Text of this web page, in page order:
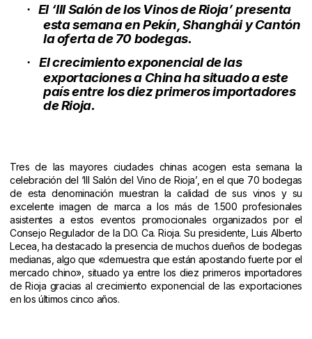
· El ‘III Salón de los Vinos de Rioja’ presenta
esta semana en Pekín, Shanghái y Cantón
la oferta de 70 bodegas.
·
El crecimiento exponencial de las
exportaciones a China ha situado a este
país entre los diez primeros importadores
de Rioja.
Tres de las mayores ciudades chinas acogen esta semana la
celebración del ‘III Salón del Vino de Rioja’, en el que 70 bodegas
de esta denominación muestran la calidad de sus vinos y su
excelente imagen de marca a los más de 1.500 profesionales
asistentes a estos eventos promocionales organizados por el
Consejo Regulador de la D.O. Ca. Rioja. Supresidente, Luis Alberto
Lecea, ha destacado la presencia de muchos dueños de bodegas
medianas, algo que «demuestra que están apostando fuerte por el
mercado chino», situado ya entre los diez primeros importadores
de Rioja gracias al crecimiento exponencial de las exportaciones
en los últimos cinco años.